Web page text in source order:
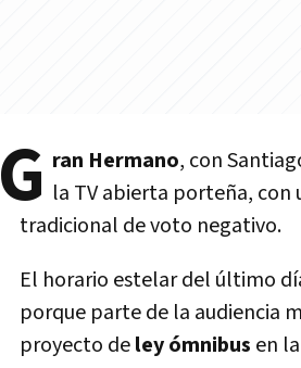
G ran Hermano, con
la TV abierta porteña, con
tradicional de voto negativo.
El horario estelar del último
porque parte de la audiencia
proyecto deley ómnibus en